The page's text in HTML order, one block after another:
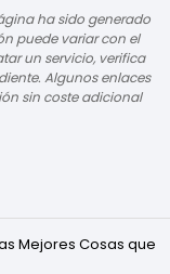
ha sido generado
puede variar con el
un servicio, verifica
Algunos enlaces
sin coste adicional
Mejores Cosas que